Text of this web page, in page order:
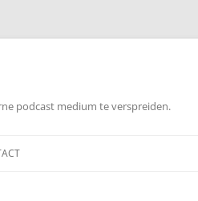
podcast medium te verspreiden.